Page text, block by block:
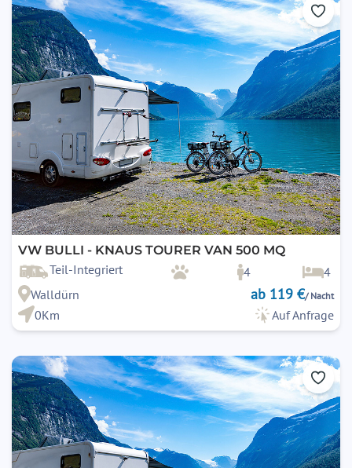
VW BULLI - KNAUS TOURER VAN 500 MQ
Teil-Integriert 4
4
Walldürn
ab 119 €/ Nacht
0Km Auf Anfrage